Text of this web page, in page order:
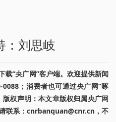
：刘思岐
载“央广网”客户端。欢迎提供新闻
；消费者也可通过央广网“啄
权声明：本文章版权归属央广网
联系：cnrbanquan@cnr.cn，不